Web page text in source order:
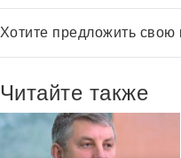
Хотите предложить свою
Читайте также